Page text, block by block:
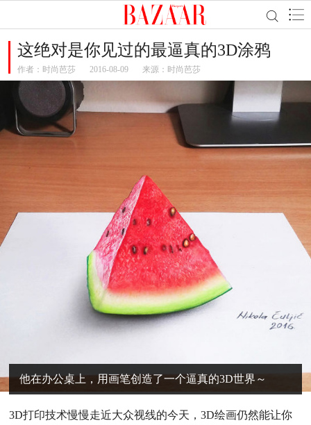
这绝对是你见过的最逼真的3D涂鸦
作者： 时尚芭莎 2016-08-09 来源：时尚芭莎
他在办公桌上，用画笔创造了一个逼真的3D世界～
3D打印技术慢慢走近大众视线的今天，3D绘画仍然能让你